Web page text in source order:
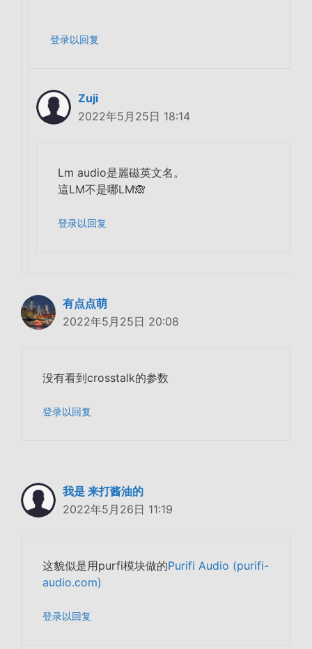
登录以回复
Zuji
2022年5月25日 18:14
Lm audio是麗磁英文名。
這LM不是哪LM🙈
登录以回复
有点点萌
2022年5月25日 20:08
没有看到crosstalk的参数
登录以回复
我是 来打酱油的
2022年5月26日 11:19
这貌似是用purfi模块做的Purifi Audio (purifi-
audio.com)
登录以回复